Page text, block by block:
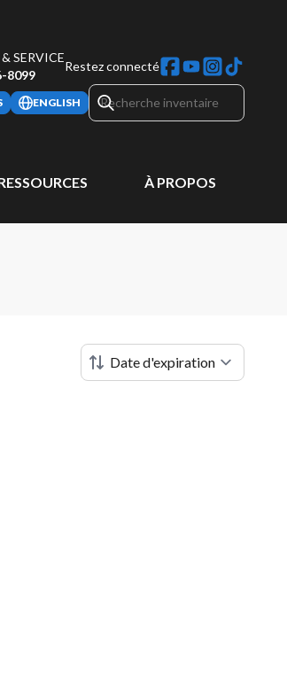
SERVICE
8099
Restez connecté
ENGLISH
À PROPOS